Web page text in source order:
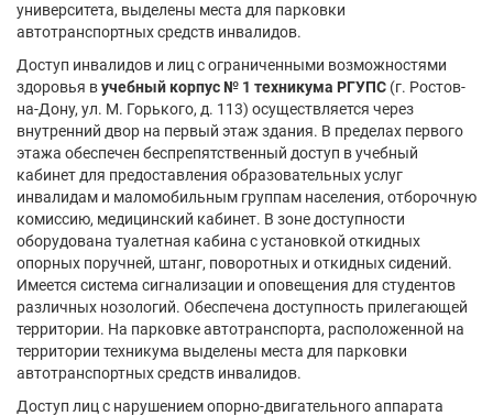
университета, выделены места для парковки
автотранспортных средств инвалидов.
Доступ инвалидов и лиц с ограниченными возможностями
здоровья вучебный корпус № 1 техникума РГУПС (г. Ростов-
на-Дону, ул. М. Горького, д. 113) осуществляется через
внутренний двор на первый этаж здания. В пределах первого
этажа обеспечен беспрепятственный доступ в учебный
кабинет для предоставления образовательных услуг
инвалидам и маломобильным группам населения, отборочную
комиссию, медицинский кабинет. В зоне доступности
оборудована туалетная кабина с установкой откидных
опорных поручней, штанг, поворотных и откидных сидений.
Имеется система сигнализации и оповещения для студентов
различных нозологий. Обеспечена доступность прилегающей
территории. На парковке автотранспорта, расположенной на
территории техникума выделены места для парковки
автотранспортных средств инвалидов.
Доступ лиц с нарушением опорно-двигательного аппарата